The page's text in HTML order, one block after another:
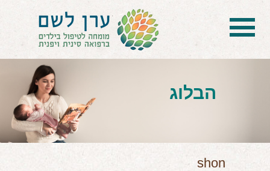
בית
הטיפול
הכל על דיקור סיני ודיקור יפני לילדים
הילד לא מפסיק להיות חולה
בעיות נשימה: קוצר, סטרידור ועוד
הבלוג
shon